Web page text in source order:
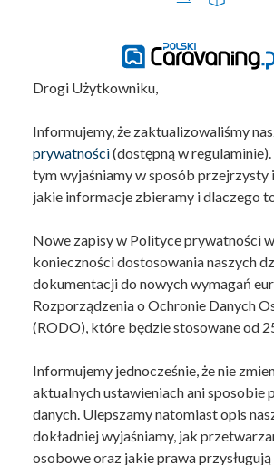
Drogi Użytkowniku,
Informujemy, że zaktualizowaliśmy
prywatności(dostępną w
tym wyjaśniamy w sposób przejrzysty
jakie informacje zbieramy i dlaczego
Nowe zapisy w Polityce prywatności
konieczności dostosowania naszych
dokumentacji do nowych wymagań
Rozporządzenia o Ochronie Danych
(RODO), które będzie stosowane od
Informujemy jednocześnie, że nie
aktualnych ustawieniach ani sposobie
danych. Ulepszamy natomiast opis
dokładniej wyjaśniamy, jak
osobowe oraz jakie prawa przysługują